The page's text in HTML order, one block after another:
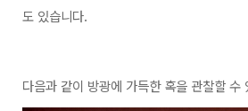
도 있습니다.
다음과 같이 방광에 가득한 혹을 관찰할 수